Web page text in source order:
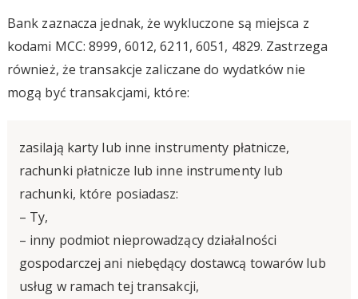
Bank zaznacza jednak, że wykluczone są miejsca z
kodami MCC: 8999, 6012, 6211, 6051, 4829. Zastrzega
również, że transakcje zaliczane do wydatków nie
mogą być transakcjami, które:
zasilają karty lub inne instrumenty płatnicze,
rachunki płatnicze lub inne instrumenty lub
rachunki, które posiadasz:
– Ty,
– inny podmiot nieprowadzący działalności
gospodarczej ani niebędący dostawcą towarów lub
usług w ramach tej transakcji,